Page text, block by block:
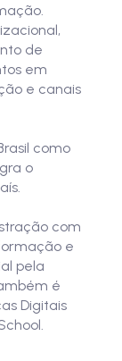
de
em
e canais
como
o
com
e
pela
é
Digitais